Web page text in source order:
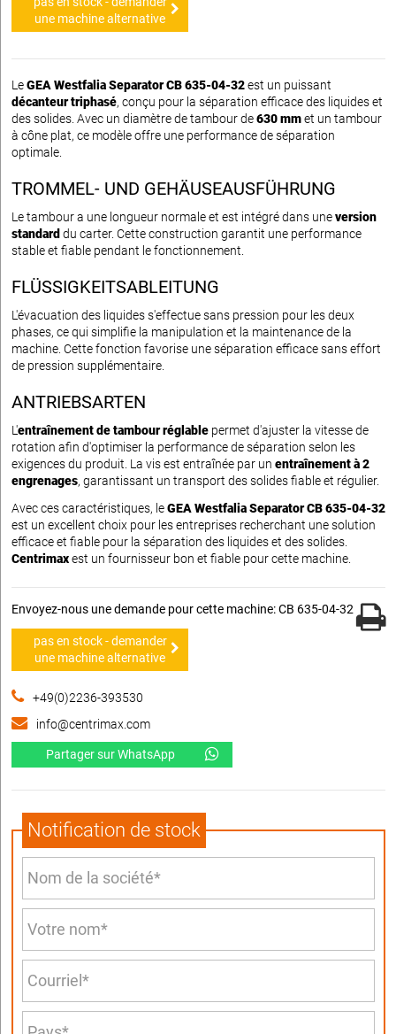
une machine alternative
LeGEA Westfalia Separator CB 635-04-32est un puissant
décanteur triphasé, conçu pour la séparation efficace des liquides et
des solides. Avec un diamètre de tambour de630 mmet un tambour
à cône plat, ce modèle offre une performance de séparation
optimale.
TROMMEL- UND GEHÄUSEAUSFÜHRUNG
Le tambour a une longueur normale et est intégré dans uneversion
standard du carter. Cette construction garantit une performance
stable et fiable pendant le fonctionnement.
FLÜSSIGKEITSABLEITUNG
L'évacuation des liquides s'effectue sans pression pour les deux
phases, ce qui simplifie la manipulation et la maintenance de la
machine. Cette fonction favorise une séparation efficace sans effort
de pression supplémentaire.
ANTRIEBSARTEN
L'entraînement de tambour réglable permet d'ajuster la vitesse de
rotation afin d'optimiser la performance de séparation selon les
exigences du produit. La vis est entraînée par un entraînement à 2
engrenages, garantissant un transport des solides fiable et régulier.
Avec ces caractéristiques, leGEA Westfalia Separator CB 635-04-32
est un excellent choix pour les entreprises recherchant une solution
efficace et fiable pour la séparation des liquides et des solides.
Centrimaxest un fournisseur bon et fiable pour cette machine.
Envoyez-nous une demande pour cette machine: CB 635-04-32
pas en stock - demander
une machine alternative
+49(0)2236-393530
info@centrimax.com
Partager sur WhatsApp
Notification de stock